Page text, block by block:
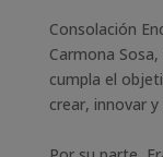
Consolación
Carmona
cumpla el
crear, innovar